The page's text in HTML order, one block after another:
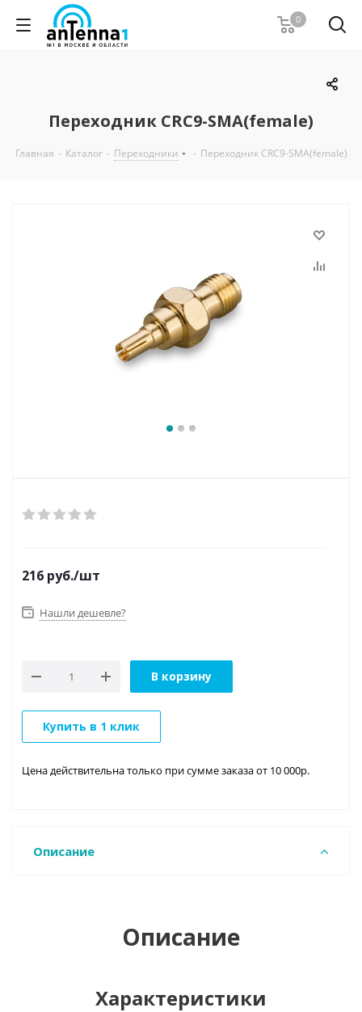
0
Переходник CRC9-SMA(female)
Главная - Каталог - Переходники - Переходник CRC9-SMA(female)
216 руб./шт
Нашли дешевле?
В корзину
Купить в 1 клик
Цена действительна только при сумме заказа от 10 000р.
Описание
Описание
Характеристики